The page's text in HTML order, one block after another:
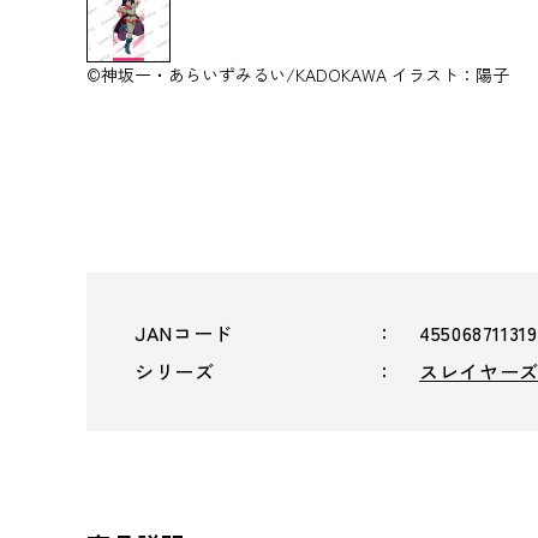
©神坂一・あらいずみるい/KADOKAWA イラスト：陽子
JANコード
シリーズ
スレイヤーズ